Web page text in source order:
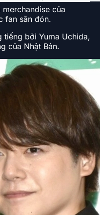
của
fan săn đón.
tiếng bởi Yuma Uchida,
của Nhật Bản.